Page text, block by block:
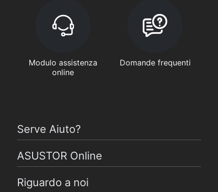
Modulo assistenza
online
Domande frequenti
Serve Aiuto?
ASUSTOR Online
Riguardo a noi